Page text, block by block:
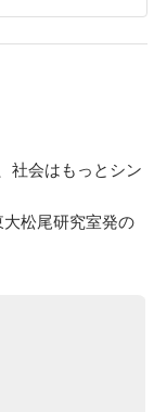
ルゴリズムを前
社会はもっとシン
松尾研究室発の